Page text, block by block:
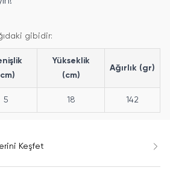
gibidir:
Yükseklik
(cm)
Ağırlık (gr)
5 18 142
Keşfet